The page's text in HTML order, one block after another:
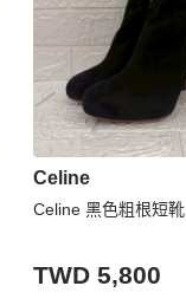
Celine
Celine 黑色粗根短靴
TWD 5,800